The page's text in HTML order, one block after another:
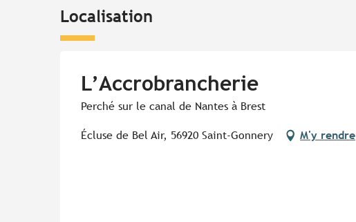
Localisation
L’Accrobrancherie
Perché sur le canal de Nantes à Brest
Écluse de Bel Air, 56920 Saint-Gonnery M'y rendre